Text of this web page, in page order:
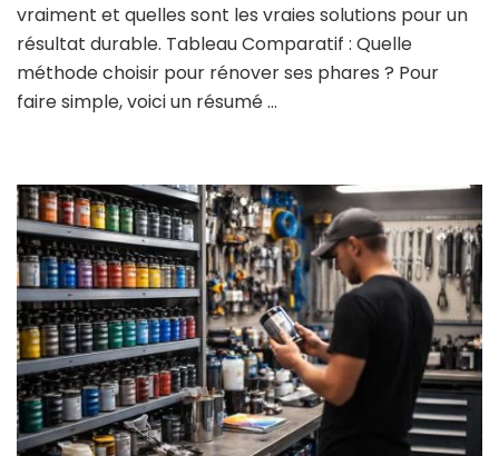
vraiment et quelles sont les vraies solutions pour un
résultat durable. Tableau Comparatif : Quelle
méthode choisir pour rénover ses phares ? Pour
faire simple, voici un résumé …